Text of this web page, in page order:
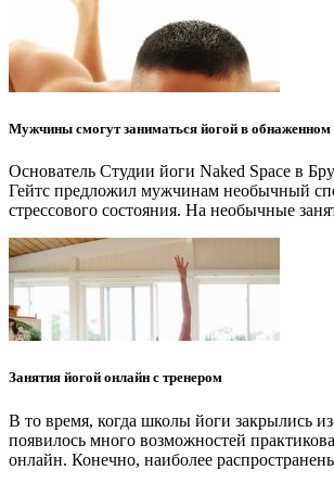
Мужчины смогут заниматься йогой в обнаженном
Основатель Студии йоги Naked Space в
Гейтс предложил мужчинам необычный
стрессового состояния. На необычные
Занятия йогой онлайн с тренером
В то время, когда школы йоги закрылись
появилось много возможностей
онлайн. Конечно, наиболее